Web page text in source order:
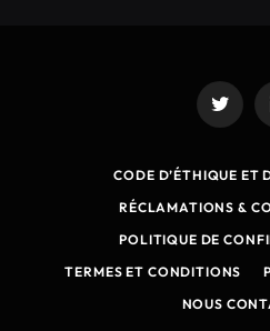
Twitter
CODE D’ÉTHIQUE ET
RÉCLAMATIONS &
POLITIQUE DE
TERMES ET CONDITIONS
NOUS